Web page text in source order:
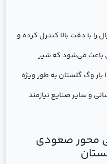
با دقت بالا کنترل کرده و
باعث می‌شود که شیر
کشویی محور صعودی سایز 125 - 16 بار وگ گلستان به طور ویژه
و سایر صنایع نیازمند
محور صعودی